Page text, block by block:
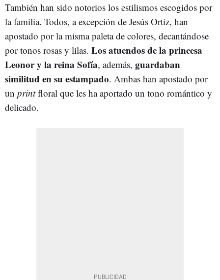
También han sido notorios los estilismos escogidos por
la familia. Todos, a excepción de Jesús Ortiz, han
apostado por la misma paleta de colores, decantándose
por tonos rosas y lilas. Los atuendos de la princesa
Leonor y la reina Sofía, además, guardaban
similitud en su estampado. Ambas han apostado por
un printfloral que les ha aportado un tono romántico y
delicado.